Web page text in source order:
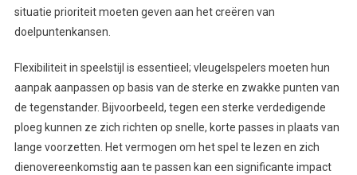
situatie prioriteit moeten geven aan het creëren van
doelpuntenkansen.
Flexibiliteit in speelstijl is essentieel; vleugelspelers moeten hun
aanpak aanpassen op basis van de sterke en zwakke punten van
de tegenstander. Bijvoorbeeld, tegen een sterke verdedigende
ploeg kunnen ze zich richten op snelle, korte passes in plaats van
lange voorzetten. Het vermogen om het spel te lezen en zich
dienovereenkomstig aan te passen kan een significante impact